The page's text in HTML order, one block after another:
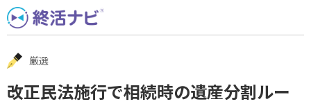
Skip
to
content
厳選
改正民法施行で相続時の遺産分割ルー